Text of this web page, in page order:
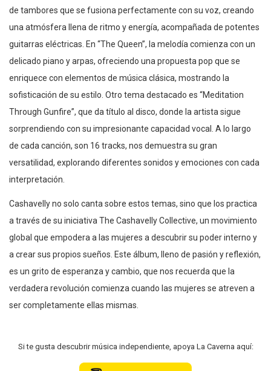
de tambores que se fusiona perfectamente con su voz, creando
una atmósfera llena de ritmo y energía, acompañada de potentes
guitarras eléctricas. En “The Queen”, la melodía comienza con un
delicado piano y arpas, ofreciendo una propuesta pop que se
enriquece con elementos de música clásica, mostrando la
sofisticación de su estilo. Otro tema destacado es “Meditation
Through Gunfire”, que da título al disco, donde la artista sigue
sorprendiendo con su impresionante capacidad vocal. A lo largo
de cada canción, son 16 tracks, nos demuestra su gran
versatilidad, explorando diferentes sonidos y emociones con cada
interpretación.
Cashavelly no solo canta sobre estos temas, sino que los practica
a través de su iniciativa The Cashavelly Collective, un movimiento
global que empodera a las mujeres a descubrir su poder interno y
a crear sus propios sueños. Este álbum, lleno de pasión y reflexión,
es un grito de esperanza y cambio, que nos recuerda que la
verdadera revolución comienza cuando las mujeres se atreven a
ser completamente ellas mismas.
Si te gusta descubrir música independiente, apoya La Caverna aquí: